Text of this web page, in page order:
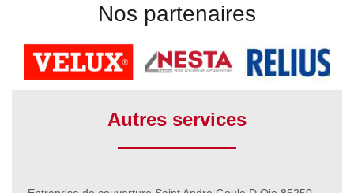
Nos partenaires
Autres services